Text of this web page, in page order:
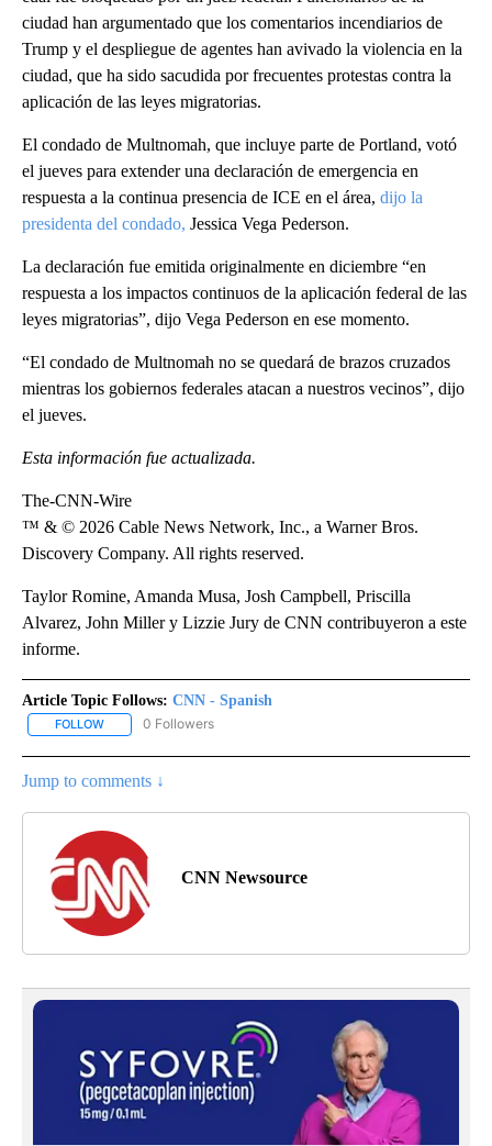
ciudad han argumentado que los comentarios incendiarios de
Trump y el despliegue de agentes han avivado la violencia en la
ciudad, que ha sido sacudida por frecuentes protestas contra la
aplicación de las leyes migratorias.
El condado de Multnomah, que incluye parte de Portland, votó
el jueves para extender una declaración de emergencia en
respuesta a la continua presencia de ICE en el área, dijo la
presidenta del condado, Jessica Vega Pederson.
La declaración fue emitida originalmente en diciembre “en
respuesta a los impactos continuos de la aplicación federal de las
leyes migratorias”, dijo Vega Pederson en ese momento.
“El condado de Multnomah no se quedará de brazos cruzados
mientras los gobiernos federales atacan a nuestros vecinos”, dijo
el jueves.
Esta información fue actualizada.
The-CNN-Wire
™ & © 2026 Cable News Network, Inc., a Warner Bros.
Discovery Company. All rights reserved.
Taylor Romine, Amanda Musa, Josh Campbell, Priscilla
Alvarez, John Miller y Lizzie Jury de CNN contribuyeron a este
informe.
Article Topic Follows: CNN - Spanish
FOLLOW FOLLOW "CNN - SPANISH" TO RECEIVE NOTIFICATIONS ABOUT
0 Followers
Jump to comments ↓
CNN Newsource